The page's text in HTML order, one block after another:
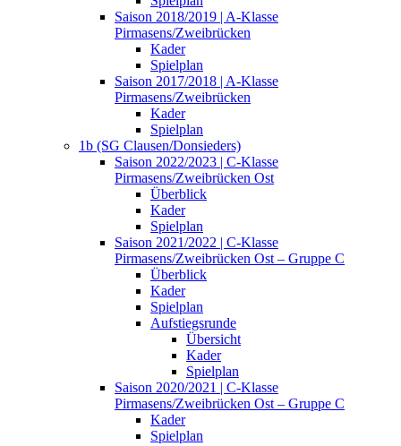
Saison 2018/2019 | A-Klasse
Pirmasens/Zweibrücken
Kader
Spielplan
Saison 2017/2018 | A-Klasse
Pirmasens/Zweibrücken
Kader
Spielplan
1b (SG Clausen/Donsieders)
Saison 2022/2023 | C-Klasse
Pirmasens/Zweibrücken Ost
Überblick
Kader
Spielplan
Saison 2021/2022 | C-Klasse
Pirmasens/Zweibrücken Ost – Gruppe C
Überblick
Kader
Spielplan
Aufstiegsrunde
Übersicht
Kader
Spielplan
Saison 2020/2021 | C-Klasse
Pirmasens/Zweibrücken Ost – Gruppe C
Kader
Spielplan